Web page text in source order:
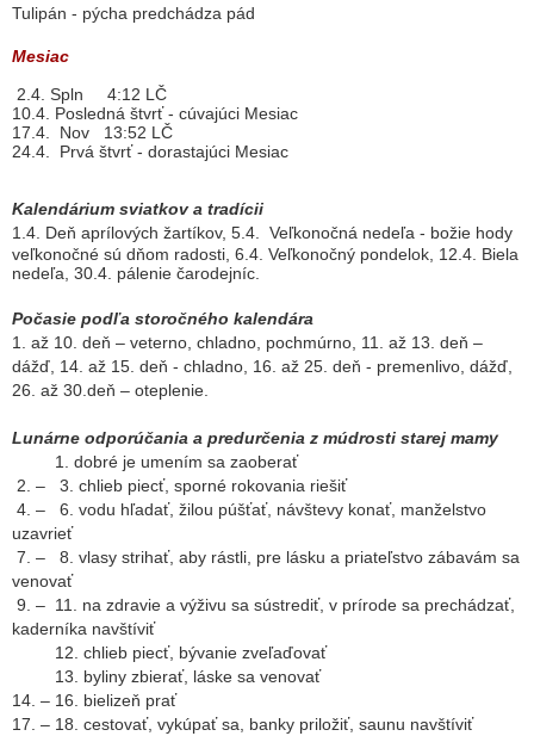
Tulipán - pýcha predchádza pád
Mesiac
2.4. Spln 4:12 LČ
10.4. Posledná štvrť - cúvajúci Mesiac
17.4. Nov 13:52 LČ
24.4. Prvá štvrť - dorastajúci Mesiac
Kalendárium sviatkov a tradícii
1.4. Deň aprílových žartíkov, 5 .4.
Veľkonočná nedeľa - božie hody
veľkonočné sú dňom radosti, 6.4. Veľkonočný pondelok, 12.4. Biela
nedeľa, 30.4. pálenie čarodejníc.
Počasie podľa storočného kalendára
1. až 10. deň – veterno, chladno, pochmúrno, 11. až 13. deň –
dážď, 14. až 15. deň - chladno, 16. až 25. deň - premenlivo, dážď,
26. až 30.deň – oteplenie.
Lunárne odporúčania a predurčenia z múdrosti starej mamy
1. dobré je umením sa zaoberať
2. – 3. chlieb piecť, sporné rokovania riešiť
4. – 6. vodu hľadať, žilou púšťať, návštevy konať, manželstvo
uzavrieť
7. – 8. vlasy strihať, aby rástli, pre lásku a priateľstvo zábavám sa
venovať
9. – 11. na zdravie a výživu sa sústrediť, v prírode sa prechádzať,
kaderníka navštíviť
12. chlieb piecť, bývanie zveľaďovať
13. byliny zbierať, láske sa venovať
14. – 16. bielizeň prať
17. – 18. cestovať, vykúpať sa, banky priložiť, saunu navštíviť